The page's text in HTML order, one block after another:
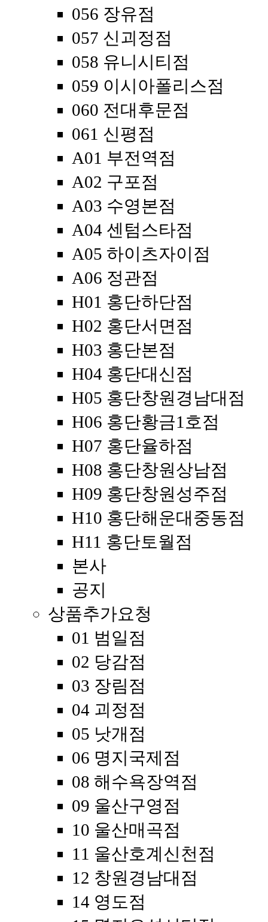
056 장유점
057 신괴정점
058 유니시티점
059 이시아폴리스점
060 전대후문점
061 신평점
A01 부전역점
A02 구포점
A03 수영본점
A04 센텀스타점
A05 하이츠자이점
A06 정관점
H01 홍단하단점
H02 홍단서면점
H03 홍단본점
H04 홍단대신점
H05 홍단창원경남대점
H06 홍단황금1호점
H07 홍단율하점
H08 홍단창원상남점
H09 홍단창원성주점
H10 홍단해운대중동점
H11 홍단토월점
본사
공지
상품추가요청
01 범일점
02 당감점
03 장림점
04 괴정점
05 낫개점
06 명지국제점
08 해수욕장역점
09 울산구영점
10 울산매곡점
11 울산호계신천점
12 창원경남대점
14 영도점